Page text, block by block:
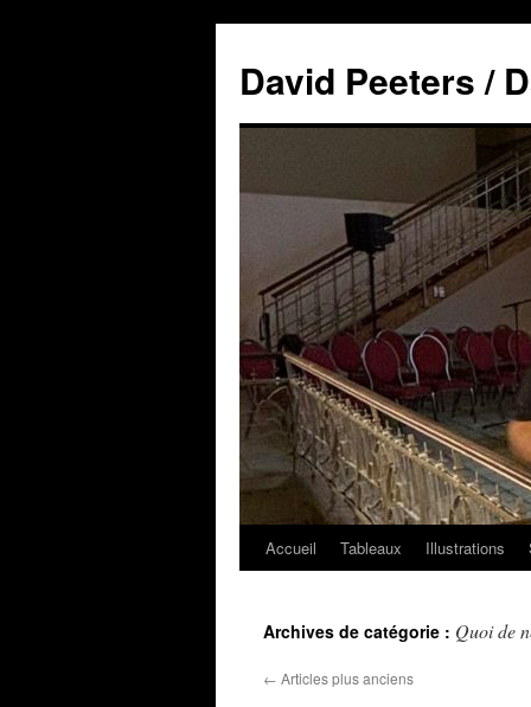
David Peeters /
Accueil Tableaux Illustrations
Archives de catégorie : Quoi de
← Articles plus anciens